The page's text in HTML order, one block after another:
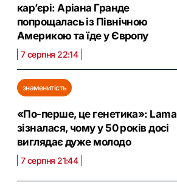
кар’єрі: Аріана Гранде
попрощалась із Північною
Америкою та їде у Європу
7 серпня 22:14
знаменитість
«По-перше, це генетика»: Lama
зізналася, чому у 50 років досі
виглядає дуже молодо
7 серпня 21:44